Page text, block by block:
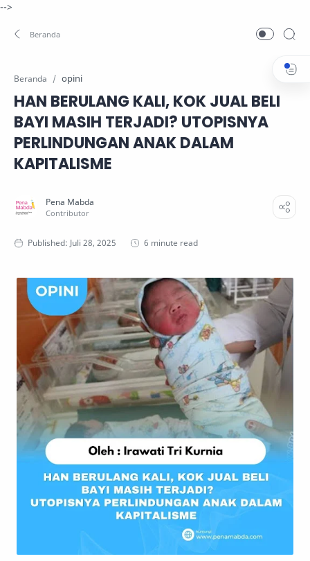
-->
Beranda opini
HAN BERULANG KALI, KOK JUAL BELI
BAYI MASIH TERJADI? UTOPISNYA
PERLINDUNGAN ANAK DALAM
KAPITALISME
6 minute read